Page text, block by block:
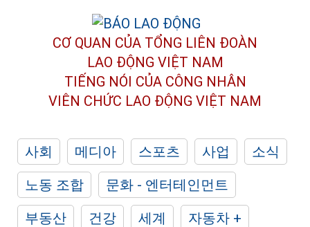
CƠ QUAN CỦA TỔNG LIÊN ĐOÀN
LAO ĐỘNG VIỆT NAM
TIẾNG NÓI CỦA CÔNG NHÂN
VIÊN CHỨC LAO ĐỘNG VIỆT NAM
사회 메디아 스포츠 사업
소식
노동 조합
문화 - 엔터테인먼트
부동산
건강 세계
자동차 +